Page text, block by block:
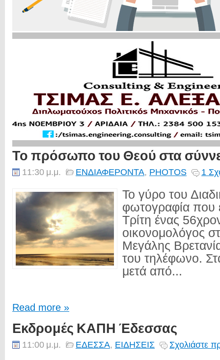
Το πρόσωπο του Θεού στα
11:30 μ.μ. ΕΝΔΙΑΦΕΡΟΝΤΑ, PHOTOS 1
Το γύρο του
φωτογραφία που
Τρίτη ένας
οικονομολόγος
Μεγάλης
του τηλέφωνο.
μετά από...
Read more »
Εκδρομές ΚΑΠΗ Έδεσσας
11:00 μ.μ. ΕΔΕΣΣΑ, ΕΙΔΗΣΕΙΣ Σχολιάστε